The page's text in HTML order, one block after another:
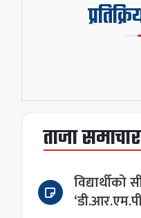
ताजा समाचार
विद्यार्थीको